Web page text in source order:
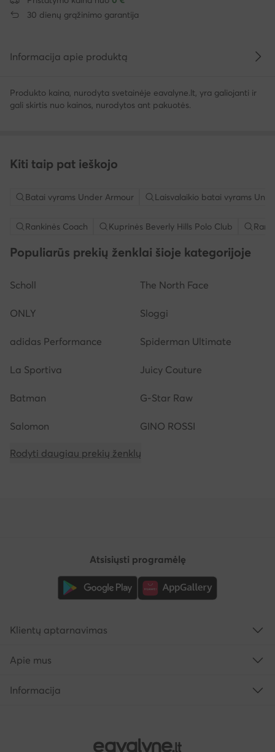
30 dienų grąžinimo garantija
Informacija apie produktą
Produkto kaina, nurodyta svetainėje eavalyne.lt, yra galiojanti ir
gali skirtis nuo kainos, nurodytos ant pakuotės.
Kiti taip pat ieškojo
Batai vyrams Under Armour Laisvalaikio batai vyrams
Rankinės Coach Kuprinės Beverly Hills Polo Club
Populiarūs prekių ženklai šioje kategorijoje
Scholl The North Face
ONLY Sloggi
adidas Performance Spiderman Ultimate
La Sportiva Juicy Couture
Batman G-Star Raw
Salomon GINO ROSSI
Rodyti daugiau prekių ženklų
Atsisiųsti programėlę
Klientų aptarnavimas
Apie mus
Informacija